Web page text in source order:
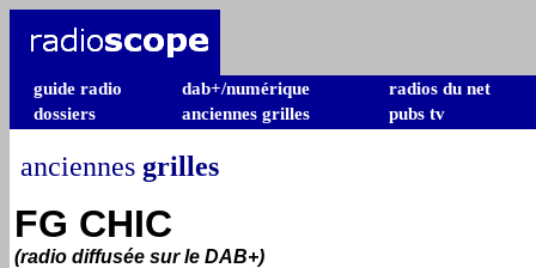
guide radio dab+/numérique
radios du net
dossiers
anciennes grilles pubs tv
anciennes grilles
FG CHIC
(radio diffusée sur le DAB+)